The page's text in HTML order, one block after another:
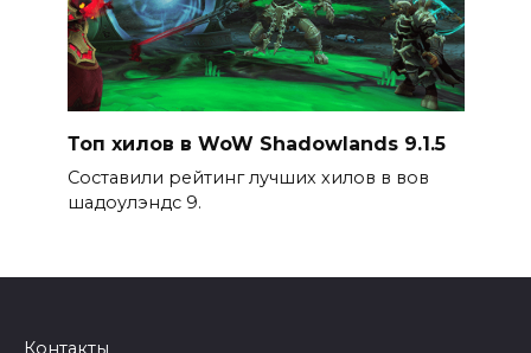
Топ хилов в WoW Shadowlands 9.1.5
Составили рейтинг лучших хилов в вов
шадоулэндс 9.
Контакты